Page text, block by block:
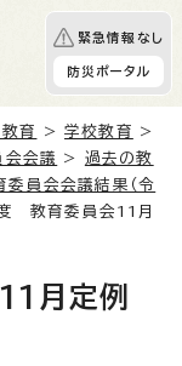
緊急情報なし
防災ポータル
教育 >学校教育
>
会会議 > 過去の教
員会会議結果（令
教育委員会11月
月定例